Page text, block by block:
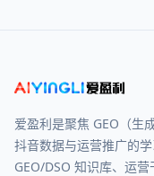
爱盈利是聚焦 GEO（生
抖音数据与运营推广的
GEO/DSO 知识库、运